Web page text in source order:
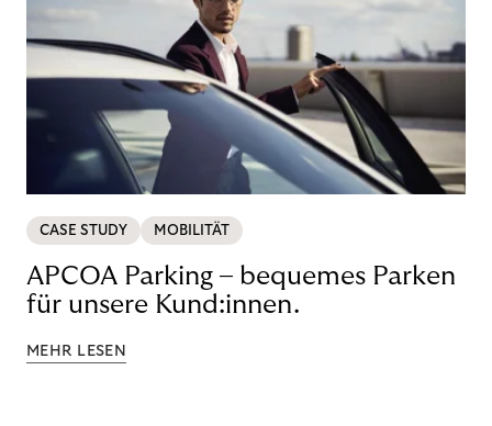
CASE STUDY MOBILITÄT
APCOA Parking – bequemes Parken
für unsere Kund:innen.
MEHR LESEN